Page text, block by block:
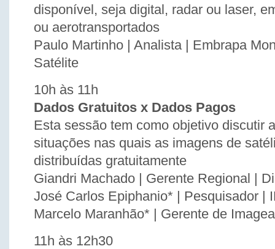
disponível, seja digital, radar ou laser,
ou aerotransportados
Paulo Martinho | Analista | Embrapa
Satélite
10h às 11h
Dados Gratuitos x Dados Pagos
Esta sessão tem como objetivo discutir
situações nas quais as imagens de
distribuídas gratuitamente
Giandri Machado | Gerente Regional |
José Carlos Epiphanio* | Pesquisador |
Marcelo Maranhão* | Gerente de
11h às 12h30